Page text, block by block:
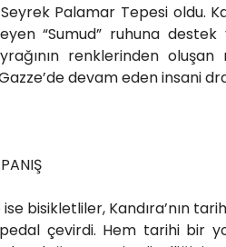
Palamar Tepesi oldu.
“Sumud” ruhuna
renklerinden
devam eden insani
bisikletliler, Kandıra’nın
pedal çevirdi. Hem tarihi bir